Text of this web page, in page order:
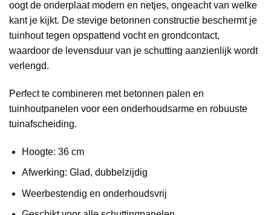
oogt de onderplaat modern en netjes, ongeacht van welke
kant je kijkt. De stevige betonnen constructie beschermt je
tuinhout tegen opspattend vocht en grondcontact,
waardoor de levensduur van je schutting aanzienlijk wordt
verlengd.
Perfect te combineren met betonnen palen en
tuinhoutpanelen voor een onderhoudsarme en robuuste
tuinafscheiding.
Hoogte: 36 cm
Afwerking: Glad, dubbelzijdig
Weerbestendig en onderhoudsvrij